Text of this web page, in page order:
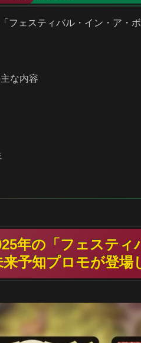
フェスティバル・イン・ア・
な内容
年の「フェステ
予知プロモが登場